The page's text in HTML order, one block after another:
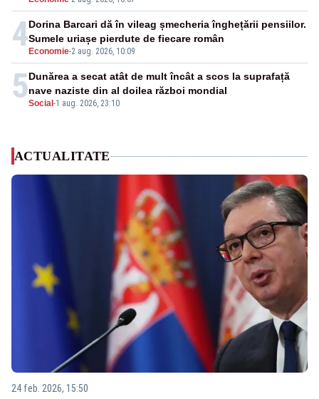
4 Economie-2 aug. 2026, 10:09
Dorina Barcari dă în vileag șmecheria înghețării pensiilor.
Sumele uriașe pierdute de fiecare român
5Social -1 aug. 2026, 23:10
Dunărea a secat atât de mult încât a scos la suprafață
nave naziste din al doilea război mondial
ACTUALITATE
24 feb. 2026, 15:50